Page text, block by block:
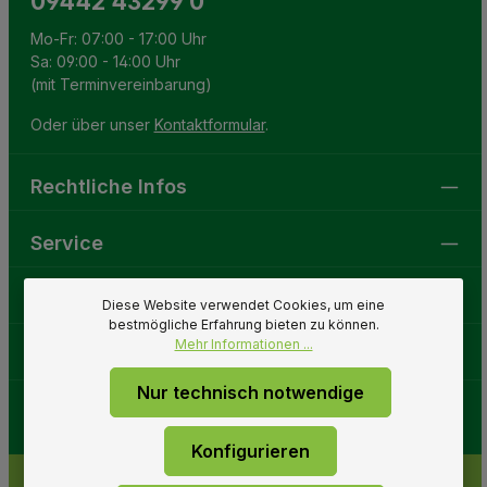
Mo-Fr: 07:00 - 17:00 Uhr
Sa: 09:00 - 14:00 Uhr
(mit Terminvereinbarung)
Oder über unser Kontaktformular.
Rechtliche Infos
Service
GartenweltDiese Website verwendet Cookies, um eine
bestmögliche Erfahrung bieten zu können.
Mehr Informationen ...
Nur technisch notwendige
Konfigurieren